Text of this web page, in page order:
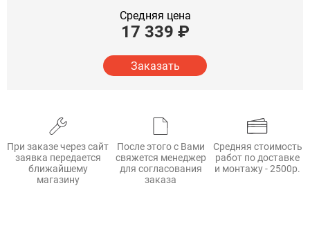
Средняя цена
17 339 ₽
Заказать
При заказе через сайт
заявка передается
ближайшему
магазину
После этого с Вами
свяжется менеджер
для согласования
заказа
Средняя стоимость
работ по доставке
и монтажу - 2500р.